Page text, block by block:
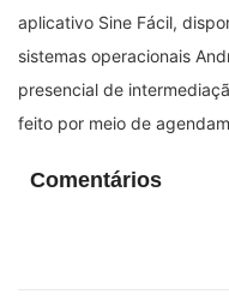
aplicativo Sine Fácil,
sistemas operacionais
presencial de
feito por meio de
Comentários